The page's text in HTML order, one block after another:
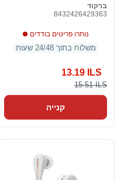
ברקוד
8432426429363
נותרו פריטים בודדים
משלוח בתוך 24/48 שעות
13.19 ILS
15.51 ILS
קנייה